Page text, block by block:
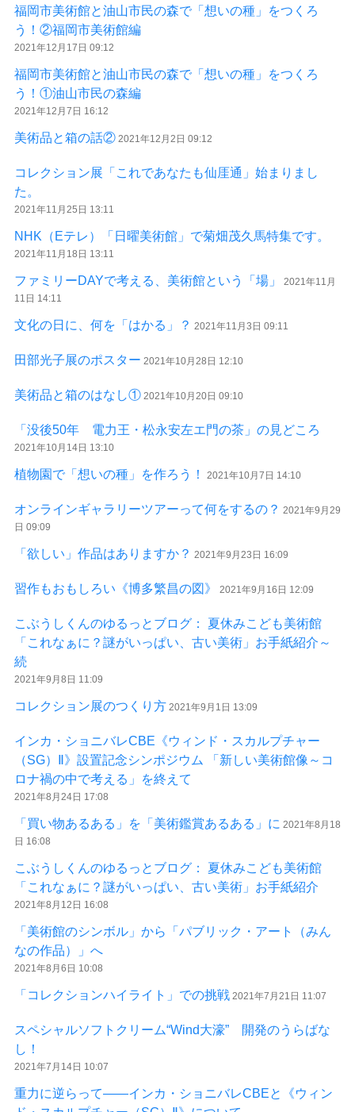
福岡市美術館と油山市民の森で「想いの種」をつくろ
う！②福岡市美術館編
2021年12月17日 09:12
福岡市美術館と油山市民の森で「想いの種」をつくろ
う！①油山市民の森編
2021年12月7日 16:12
美術品と箱の話② 2021年12月2日 09:12
コレクション展「これであなたも仙厓通」始まりまし
た。
2021年11月25日 13:11
NHK（Eテレ）「日曜美術館」で菊畑茂久馬特集です。
2021年11月18日 13:11
ファミリーDAYで考える、美術館という「場」
2021年11月
11日 14:11
文化の日に、何を「はかる」？ 2021年11月3日 09:11
田部光子展のポスター 2021年10月28日 12:10
美術品と箱のはなし① 2021年10月20日 09:10
「没後50年 電力王・松永安左エ門の茶」の見どころ
2021年10月14日 13:10
植物園で「想いの種」を作ろう！ 2021年10月7日 14:10
オンラインギャラリーツアーって何をするの？ 2021年9月29
日 09:09
「欲しい」作品はありますか？ 2021年9月23日 16:09
習作もおもしろい《博多繁昌の図》 2021年9月16日 12:09
こぶうしくんのゆるっとブログ： 夏休みこども美術館
「これなぁに？謎がいっぱい、古い美術」お手紙紹介～
続
2021年9月8日 11:09
コレクション展のつくり方 2021年9月1日 13:09
インカ・ショニバレCBE《ウィンド・スカルプチャー
（SG）Ⅱ》設置記念シンポジウム 「新しい美術館像～コ
ロナ禍の中で考える」を終えて
2021年8月24日 17:08
「買い物あるある」を「美術鑑賞あるある」に 2021年8月18
日 16:08
こぶうしくんのゆるっとブログ： 夏休みこども美術館
「これなぁに？謎がいっぱい、古い美術」お手紙紹介
2021年8月12日 16:08
「美術館のシンボル」から「パブリック・アート（みん
なの作品）」へ
2021年8月6日 10:08
「コレクションハイライト」での挑戦 2021年7月21日 11:07
スペシャルソフトクリーム“Wind大濠” 開発のうらばな
し！
2021年7月14日 10:07
重力に逆らって――インカ・ショニバレCBEと《ウィン